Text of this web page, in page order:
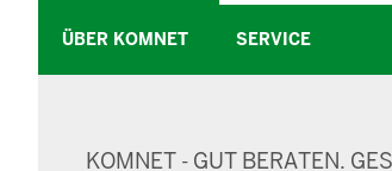
ÜBER KOMNET SERVICE
KOMNET - GUT BERATEN.